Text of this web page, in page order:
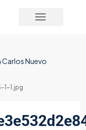
Carlos Nuevo
1-1.jpg